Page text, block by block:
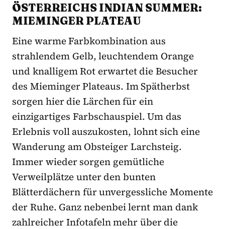
ÖSTERREICHS INDIAN SUMMER:
MIEMINGER PLATEAU
Eine warme Farbkombination aus
strahlendem Gelb, leuchtendem Orange
und knalligem Rot erwartet die Besucher
des Mieminger Plateaus. Im Spätherbst
sorgen hier die Lärchen für ein
einzigartiges Farbschauspiel. Um das
Erlebnis voll auszukosten, lohnt sich eine
Wanderung am Obsteiger Larchsteig.
Immer wieder sorgen gemütliche
Verweilplätze unter den bunten
Blätterdächern für unvergessliche Momente
der Ruhe. Ganz nebenbei lernt man dank
zahlreicher Infotafeln mehr über die